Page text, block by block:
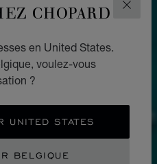
CHOPARD
en United States.
voulez-vous
?
UNITED STATES
BELGIQUE